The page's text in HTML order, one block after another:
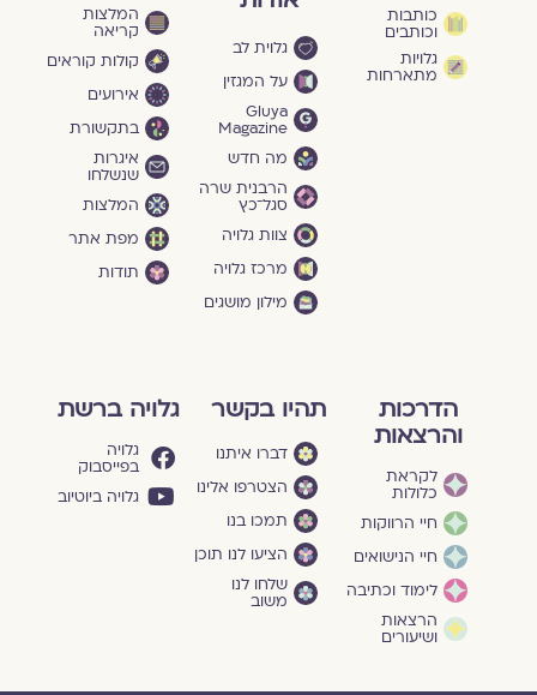
כותבות
וכותבים
גלויות
מתארחות
גלוית לב
על המגזין
Gluya
Magazine
מה חדש
הרבנית שרה
סגל־כץ
צוות גלויה
מרכז גלויה
מילון מושגים
המלצות
קריאה
קולות קוראים
אירועים
בתקשורת
איגרות
שנשלחו
המלצות
מפת אתר
תודות
הדרכות
והרצאות
לקראת
כלולות
חיי הרווקות
חיי הנישואים
לימוד וכתיבה
הרצאות
ושיעורים
תהיו בקשר
דברו איתנו
הצטרפו אלינו
תמכו בנו
הציעו לנו תוכן
שלחו לנו
משוב
גלויה ברשת
גלויה
בפייסבוק
גלויה ביוטיוב